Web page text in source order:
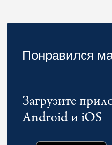
Понравился
Загрузите
Android и iOS